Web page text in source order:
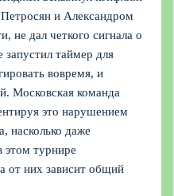
и Александром
не дал четкого сигнала о
таймер для
вовремя, и
Московская команда
это нарушением
насколько даже
этом турнире
от них зависит общий